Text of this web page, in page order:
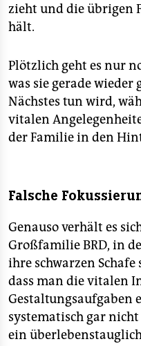
zieht und die übrigen
hält.
Plötzlich geht es nur
was sie gerade wieder
Nächstes tun wird,
vitalen
der Familie in den
Falsche
Genauso verhält es
Großfamilie BRD, in
ihre schwarzen
dass man die vitalen
Gestaltungsaufgaben
systematisch gar
ein